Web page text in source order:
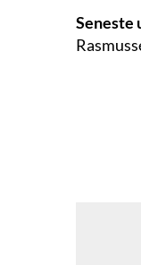
Seneste